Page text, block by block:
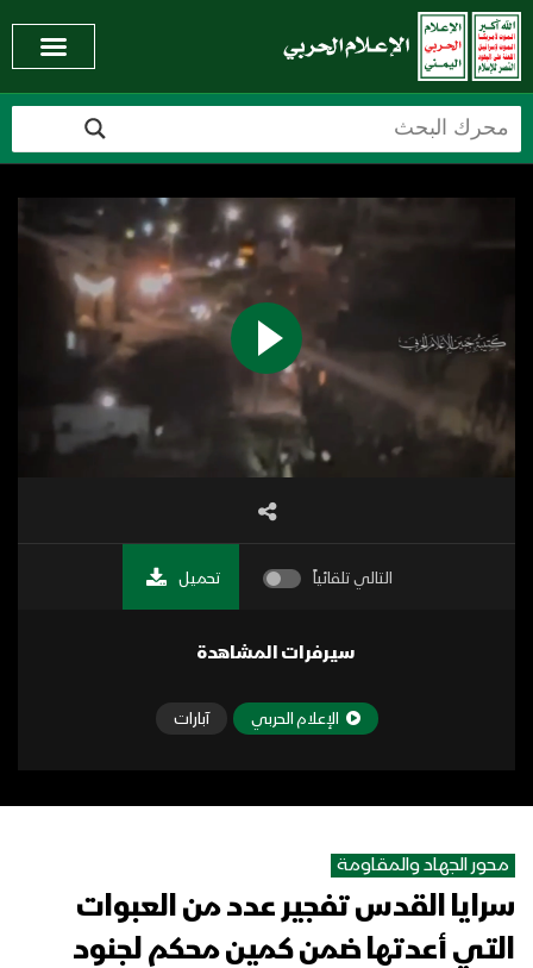
التالي تلقائياً تحميل
سيرفرات المشاهدة
الإعلام الحربي آبارات
محور الجهاد والمقاومة
سرايا القدس تفجير عدد من العبوات
التي أعدتها ضمن كمين محكم لجنود